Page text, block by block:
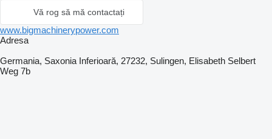
Vă rog să mă contactați
www.bigmachinerypower.com
Adresa
Germania, Saxonia Inferioară, 27232, Sulingen, Elisabeth Selbert
Weg 7b